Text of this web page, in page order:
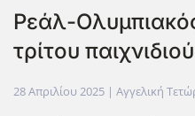
Ρεάλ-
τρίτου παιχνιδιού
28 Απριλίου 2025 | Αγγελική